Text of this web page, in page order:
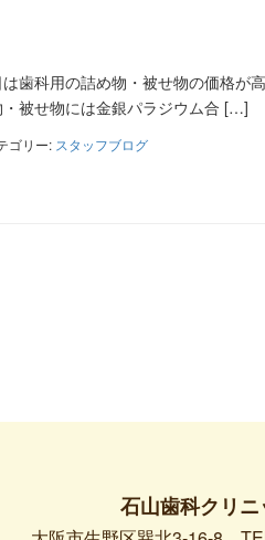
歯科用の詰め物・被せ物の価格が
被せ物には金銀パラジウム合 […]
ゴリー: スタッフブログ
石山歯科クリニ